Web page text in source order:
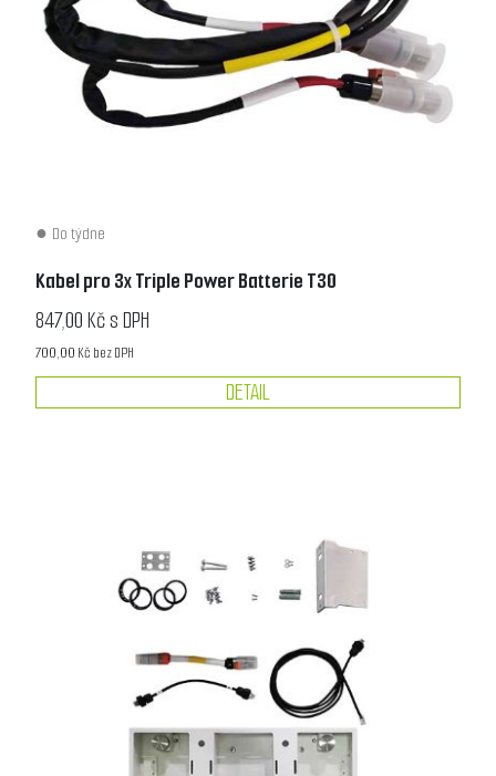
Do týdne
Kabel pro 3x Triple Power Batterie T30
847,00 Kč s DPH
700,00 Kč bez DPH
DETAIL